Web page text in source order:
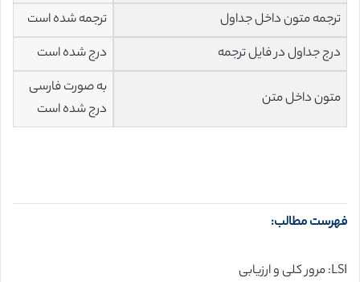
ترجمه متون داخل جداول
ترجمه شده است
درج جداول در فایل ترجمه
درج شده است
متون داخل متن
به صورت فارسی
درج شده است
فهرست مطالب:
LSI: مرور کلی و ارزیابی